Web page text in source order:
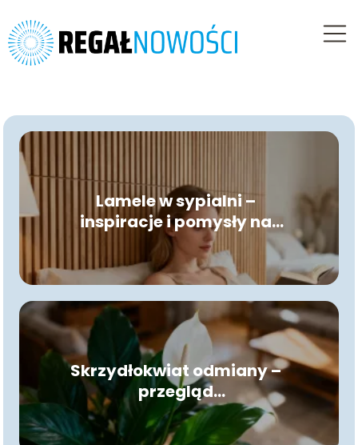
Lamele w sypialni –
inspiracje i pomysły na
aranżację
Skrzydłokwiat odmiany –
przegląd
najpopularniejszych
gatunków